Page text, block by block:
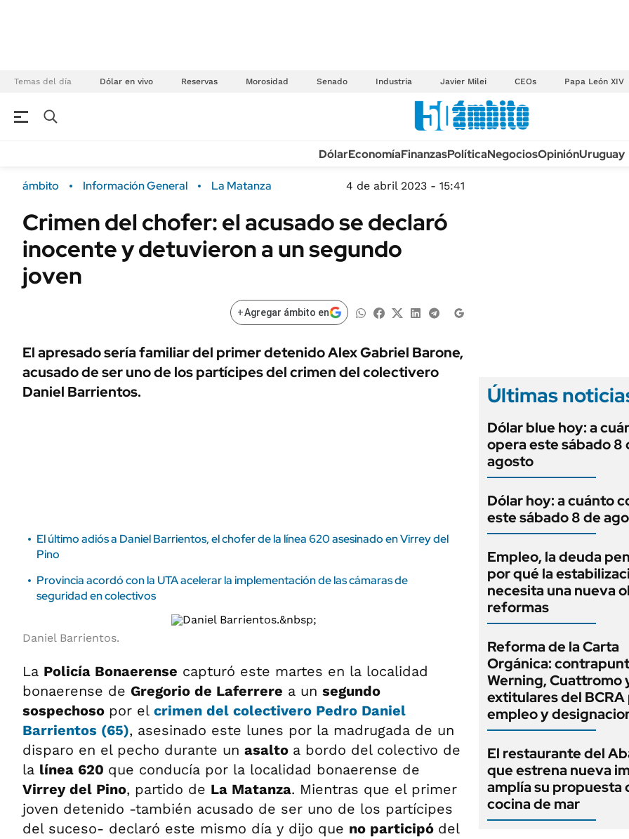
Temas del día Dólar en vivo Reservas Morosidad Senado Industria Javier Milei CEOs Papa León XIV
Campo
FINANZAS
Dólar
Sustentabilidad
Seguros
URUGUAY
TECNOLOGÍA
MÉXICO
MUNDO
INFORMACIÓN GENERAL
AUTOS
DólarEconomíaFinanzasPolíticaNegociosOpiniónUruguay
ámbito Información General La Matanza 4 de abril 2023 - 15:41
Crimen del chofer: el acusado se declaró
inocente y detuvieron a un segundo
joven
+Agregar ámbito en
El apresado sería familiar del primer detenido Alex Gabriel Barone,
acusado de ser uno de los partícipes del crimen del colectivero
Daniel Barrientos.
El último adiós a Daniel Barrientos, el chofer de la línea 620 asesinado en Virrey del
Pino
Provincia acordó con la UTA acelerar la implementación de las cámaras de
seguridad en colectivos
Daniel Barrientos.
La Policía Bonaerense capturó este martes en la localidad
bonaerense de Gregorio de Laferrere a un segundo
sospechoso por el crimen del colectivero Pedro Daniel
Barrientos (65), asesinado este lunes por la madrugada de un
disparo en el pecho durante un asalto a bordo del colectivo de
la línea 620 que conducía por la localidad bonaerense de
Virrey del Pino, partido de La Matanza. Mientras que el primer
joven detenido -también acusado de ser uno de los partícipes
del suceso- declaró este mismo día y dijo que no participó del
Últimas
Dólar blue hoy: a
opera este sábado 8
agosto
Dólar hoy: a cuánto
este sábado 8 de
Empleo, la deuda
por qué la
necesita una nueva
reformas
Reforma de la Carta
Orgánica:
Werning, Cuattromo
extitulares del BCRA
empleo y
El restaurante del
que estrena nueva
amplía su propuesta
cocina de mar